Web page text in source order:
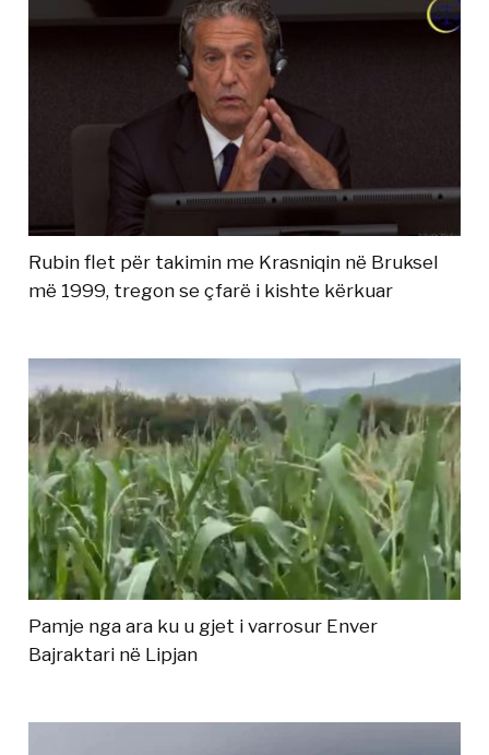
Rubin flet për takimin me Krasniqin në Bruksel
më 1999, tregon se çfarë i kishte kërkuar
Pamje nga ara ku u gjet i varrosur Enver
Bajraktari në Lipjan